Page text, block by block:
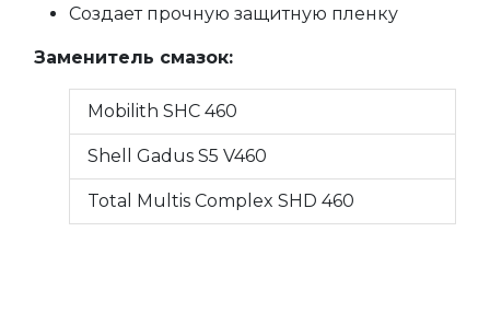
Создает прочную защитную пленку
Заменитель смазок:
Mobilith SHC 460
Shell Gadus S5 V460
Total Multis Complex SHD 460